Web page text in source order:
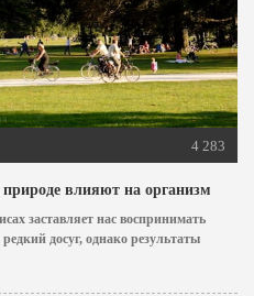
4 283
влияют на организм
заставляет нас воспринимать
досуг, однако результаты